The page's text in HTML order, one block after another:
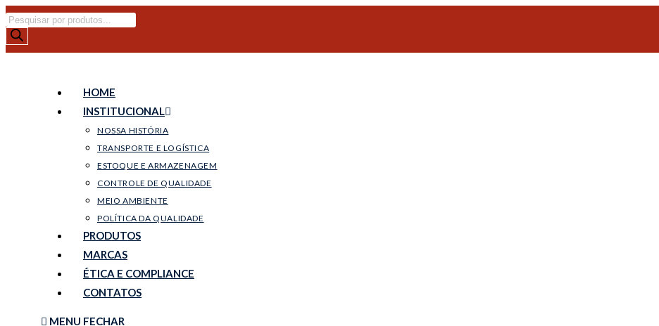
Ir
para
o
Pesquisar
produtos
HOME
INSTITUCIONAL
NOSSA HISTÓRIA
TRANSPORTE E LOGÍSTICA
ESTOQUE E ARMAZENAGEM
CONTROLE DE QUALIDADE
MEIO AMBIENTE
POLÍTICA DA QUALIDADE
PRODUTOS
MARCAS
ÉTICA E COMPLIANCE
CONTATOS
MENU FECHAR